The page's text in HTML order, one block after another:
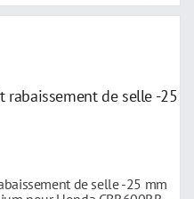
de selle -25 mm